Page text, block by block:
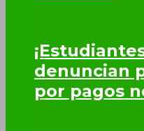
denuncian
por pagos